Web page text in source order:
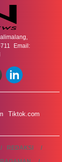
Email:
Tiktok.com
REDAKSI